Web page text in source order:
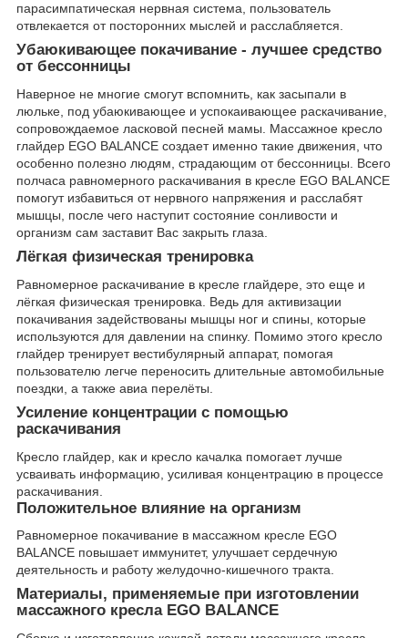
парасимпатическая нервная система, пользователь
отвлекается от посторонних мыслей и расслабляется.
Убаюкивающее покачивание - лучшее средство
от бессонницы
Наверное не многие смогут вспомнить, как засыпали в
люльке, под убаюкивающее и успокаивающее раскачивание,
сопровождаемое ласковой песней мамы. Массажное кресло
глайдер EGO BALANCE создает именно такие движения, что
особенно полезно людям, страдающим от бессонницы. Всего
полчаса равномерного раскачивания в кресле EGO BALANCE
помогут избавиться от нервного напряжения и расслабят
мышцы, после чего наступит состояние сонливости и
организм сам заставит Вас закрыть глаза.
Лёгкая физическая тренировка
Равномерное раскачивание в кресле глайдере, это еще и
лёгкая физическая тренировка. Ведь для активизации
покачивания задействованы мышцы ног и спины, которые
используются для давлении на спинку. Помимо этого кресло
глайдер тренирует вестибулярный аппарат, помогая
пользователю легче переносить длительные автомобильные
поездки, а также авиа перелёты.
Усиление концентрации с помощью
раскачивания
Кресло глайдер, как и кресло качалка помогает лучше
усваивать информацию, усиливая концентрацию в процессе
раскачивания.
Положительное влияние на организм
Равномерное покачивание в массажном кресле EGO
BALANCE повышает иммунитет, улучшает сердечную
деятельность и работу желудочно-кишечного тракта.
Материалы, применяемые при изготовлении
массажного кресла EGO BALANCE